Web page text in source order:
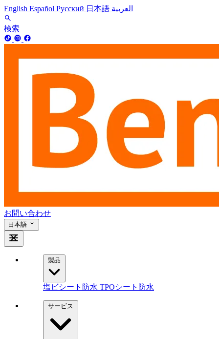
English Español Русский 日本語 العربية
検索
お問い合わせ
日本語
製品
塩ビシート防水 TPOシート防水
サービス